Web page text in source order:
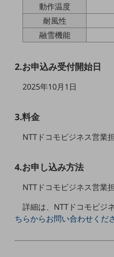
災害対策
職場環境整備
セキュリティ対策
遠隔監視
自動化・省電化
人材不足解消
業種・業態で探すTOP
医療・介護
動作温度
耐風性
融雪機能
2.お申込み受付開始日
2025年10月1日
3.料金
NTTドコモビジネス営業
4.お申し込み方法
NTTドコモビジネス営業
詳細は、NTTドコモビジ
ちらからお問い合わせくだ